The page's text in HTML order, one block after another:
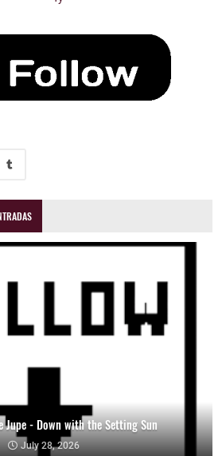
Jupe - Down with the Setting Sun
July 28, 2026